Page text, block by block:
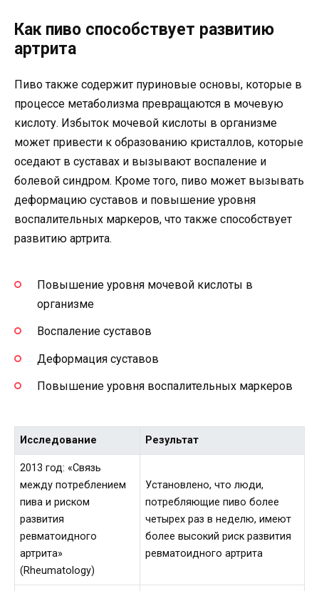
Как пиво способствует развитию
артрита
Пиво также содержит пуриновые основы, которые в
процессе метаболизма превращаются в мочевую
кислоту. Избыток мочевой кислоты в организме
может привести к образованию кристаллов, которые
оседают в суставах и вызывают воспаление и
болевой синдром. Кроме того, пиво может вызывать
деформацию суставов и повышение уровня
воспалительных маркеров, что также способствует
развитию артрита.
Повышение уровня мочевой кислоты в
организме
Воспаление суставов
Деформация суставов
Повышение уровня воспалительных маркеров
Исследование Результат
2013 год: «Связь
между потреблением
пива и риском
развития
ревматоидного
артрита»
(Rheumatology)
Установлено, что люди,
потребляющие пиво более
четырех раз в неделю, имеют
более высокий риск развития
ревматоидного артрита